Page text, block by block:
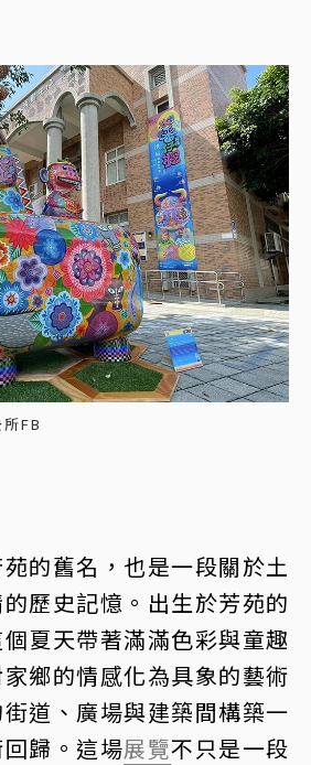
FB
苑的舊名，也是一段關於土
歷史記憶。出生於芳苑的
夏天帶著滿滿色彩與童趣
鄉的情感化為具象的藝術
道、廣場與建築間構築一
歸。這場展覽不只是一段